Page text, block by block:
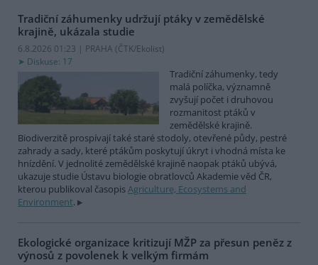
Tradiční záhumenky udržují ptáky v zemědělské
krajině, ukázala studie
6.8.2026 01:23 | PRAHA (ČTK/Ekolist)
Diskuse: 17
Tradiční záhumenky, tedy
malá políčka, významně
zvyšují počet i druhovou
rozmanitost ptáků v
zemědělské krajině.
Biodiverzitě prospívají také staré stodoly, otevřené půdy, pestré
zahrady a sady, které ptákům poskytují úkryt i vhodná místa ke
hnízdění. V jednolité zemědělské krajině naopak ptáků ubývá,
ukazuje studie Ústavu biologie obratlovců Akademie věd ČR,
kterou publikoval časopisAgriculture, Ecosystems and
Environment.
Ekologické organizace kritizují MŽP za přesun peněz z
výnosů z povolenek k velkým firmám